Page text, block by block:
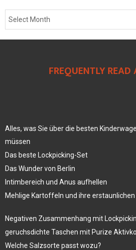
FREQUENTLY READ
Alles, was Sie über die besten
müssen
Das beste Lockpicking-Set
Das Wunder von Berlin
Intimbereich und Anus aufhellen
Mehlige Kartoffeln und ihre erstaunlichen
Negativen Zusammenhang mit
geruchsdichte Taschen mit Purize
Welche Salzsorte passt wozu?